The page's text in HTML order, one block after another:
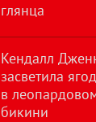
глянца
Кендалл
засветила
в
бикини